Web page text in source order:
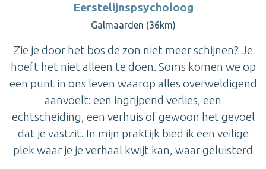
Eerstelijnspsycholoog
Galmaarden (36km)
Zie je door het bos de zon niet meer schijnen? Je
hoeft het niet alleen te doen. Soms komen we op
een punt in ons leven waarop alles overweldigend
aanvoelt: een ingrijpend verlies, een
echtscheiding, een verhuis of gewoon het gevoel
dat je vastzit. In mijn praktijk bied ik een veilige
plek waar je je verhaal kwijt kan, waar geluisterd